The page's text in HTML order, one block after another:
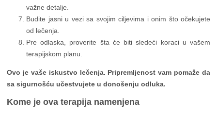
važne detalje.
Budite jasni u vezi sa svojim ciljevima i onim što očekujete
od lečenja.
Pre odlaska, proverite šta će biti sledeći koraci u vašem
terapijskom planu.
Ovo je vaše iskustvo lečenja. Pripremljenost vam pomaže da
sa sigurnošću učestvujete u donošenju odluka.
Kome je ova terapija namenjena